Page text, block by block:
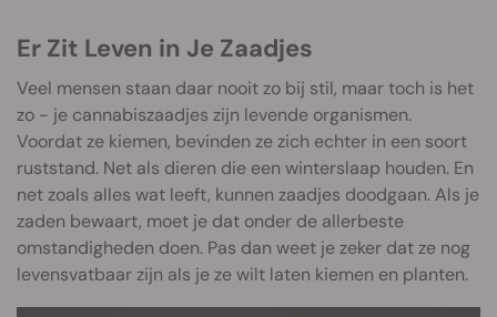
Er Zit Leven in Je Zaadjes
Veel mensen staan daar nooit zo bij stil, maar toch is het
zo - je cannabiszaadjes zijn levende organismen.
Voordat ze kiemen, bevinden ze zich echter in een soort
ruststand. Net als dieren die een winterslaap houden. En
net zoals alles wat leeft, kunnen zaadjes doodgaan. Als je
zaden bewaart, moet je dat onder de allerbeste
omstandigheden doen. Pas dan weet je zeker dat ze nog
levensvatbaar zijn als je ze wilt laten kiemen en planten.